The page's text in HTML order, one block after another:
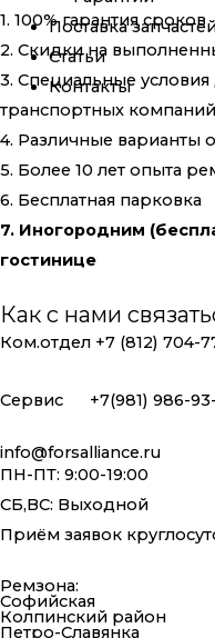
Поставка
Статьи
Контакты
1. 100% гарантия сроков
2. Скидки на
3. Специальные
транспортных компаний
4. Различные варианты
5. Более 10 лет опыта
6. Бесплатная парковка
7. Иногородним
гостинице
Как с нами
Ком.отдел +7 (812) 704-
Сервис +7(981) 986-
info@forsalliance.ru
ПН-ПТ: 9:00-19:00
СБ,ВС: Выходной
Приём заявок
Ремзона:
Софийская
Колпинский район
Петро-Славянка